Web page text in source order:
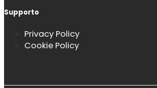
Supporto
Privacy Policy
Cookie Policy